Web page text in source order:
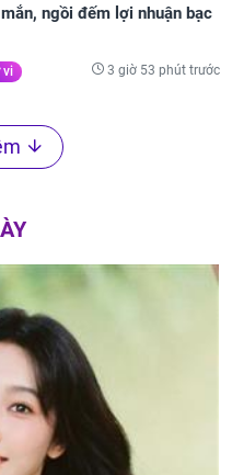
ngồi đếm lợi nhuận bạc
vi 3 giờ 53 phút trước